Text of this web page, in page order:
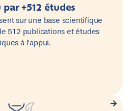
+512 études
sur une base scientifique
512 publications et études
à l’appui.